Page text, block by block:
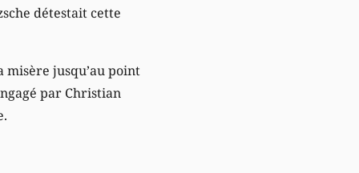
détestait cette
misère jusqu’au point
par Christian